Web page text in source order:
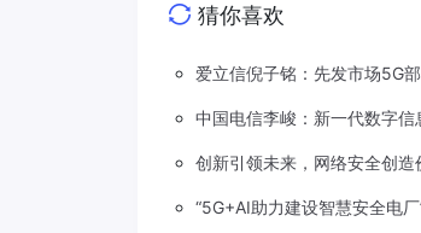
猜你喜欢
爱立信倪子铭：先发市场5G
中国电信李峻：新一代数字
创新引领未来，网络安全创
“5G+AI助力建设智慧安全电